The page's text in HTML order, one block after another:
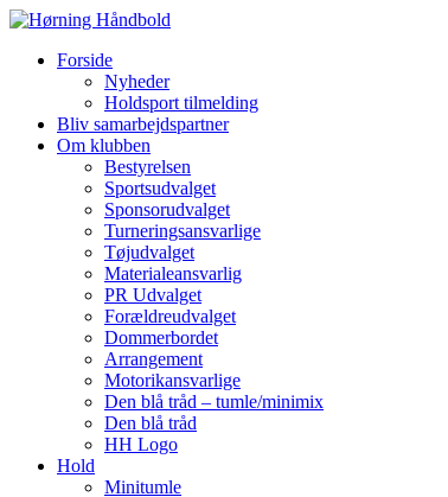
Forside
Nyheder
Holdsport tilmelding
Bliv samarbejdspartner
Om klubben
Bestyrelsen
Sportsudvalget
Sponsorudvalget
Turneringsansvarlige
Tøjudvalget
Materialeansvarlig
PR Udvalget
Forældreudvalget
Dommerbordet
Arrangement
Motorikansvarlige
Den blå tråd – tumle/minimix
Den blå tråd
HH Logo
Hold
Minitumle